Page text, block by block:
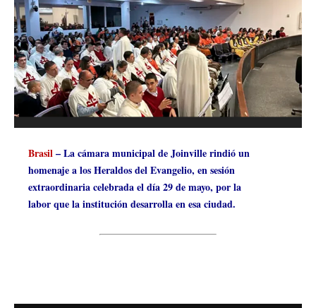
Brasil– La cámara municipal de Joinville rindió un
homenaje a los Heraldos del Evangelio, en sesión
extraordinaria celebrada el día 29 de mayo, por la
labor que la institución desarrolla en esa ciudad.